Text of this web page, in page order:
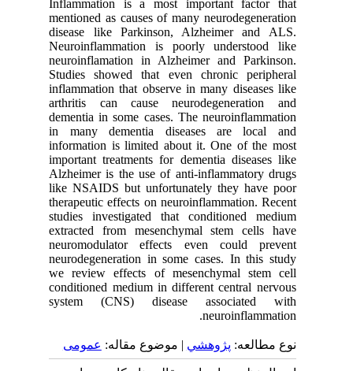
Inflammation is a most important factor that
mentioned as causes of many neurodegeneration
disease like Parkinson, Alzheimer and ALS.
Neuroinflammation is poorly understood like
neuroinflamation in Alzheimer and Parkinson.
Studies showed that even chronic peripheral
inflammation that observe in many diseases like
arthritis can cause neurodegeneration and
dementia in some cases. The neuroinflammation
in many dementia diseases are local and
information is limited about it. One of the most
important treatments for dementia diseases like
Alzheimer is the use of anti-inflammatory drugs
like NSAIDS but unfortunately they have poor
therapeutic effects on neuroinflammation. Recent
studies investigated that conditioned medium
extracted from mesenchymal stem cells have
neuromodulator effects even could prevent
neurodegeneration in some cases. In this study
we review effects of mesenchymal stem cell
conditioned medium in different central nervous
system (CNS) disease associated with
neuroinflammation.
نوع مطالعه:پژوهشي| موضوع مقاله:عمومى